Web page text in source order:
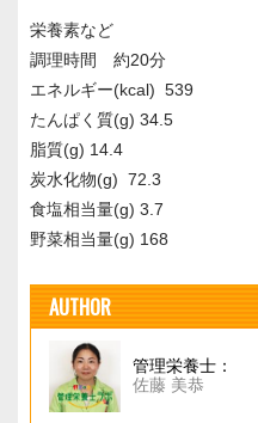
栄養素など
調理時間 約20分
エネルギー(kcal) 539
たんぱく質(g) 34.5
脂質(g) 14.4
炭水化物(g) 72.3
食塩相当量(g) 3.7
野菜相当量(g) 168
AUTHOR
管理栄養士：
佐藤 美恭